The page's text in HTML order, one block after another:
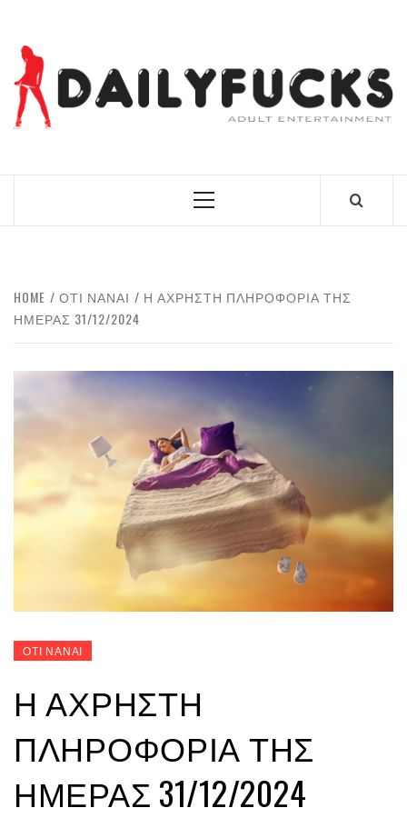
content
Primary
HOME ΟΤΙ ΝΑΝΑΙ
Η ΆΧΡΗΣΤΗ ΠΛΗΡΟΦΟΡΊΑ ΤΗΣ
ΗΜΈΡΑΣ 31/12/2024
ΟΤΙ ΝΑΝΑΙ
Η ΆΧΡΗΣΤΗ
ΠΛΗΡΟΦΟΡΊΑ ΤΗΣ
ΗΜΈΡΑΣ 31/12/2024